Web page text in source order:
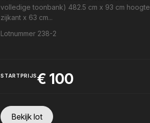
volledige toonbank) 482.5 cm x 93 cm hoogte
zijkant x 63 cm...
Lotnummer 238-2
STARTPRIJS€ 100
Bekijk lot